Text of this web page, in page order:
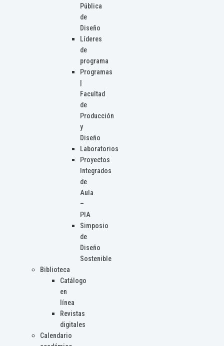
Pública
de
Diseño
Líderes
de
programa
Programas
Facultad
de
Producción
y
Diseño
Laboratorios
Proyectos
Integrados
de
Aula
–
PIA
Simposio
de
Diseño
Sostenible
Biblioteca
Catálogo
en
línea
Revistas
digitales
Calendario